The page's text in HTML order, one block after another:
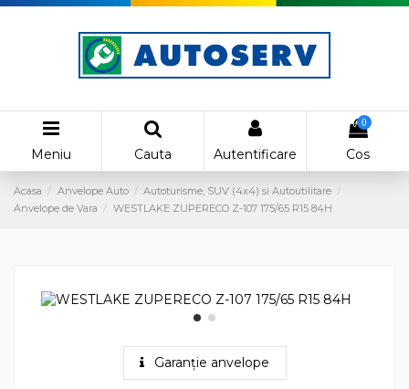
Meniu Cauta Autentificare
0
Cos
Acasa Anvelope Auto
Autoturisme, SUV (4x4) si Autoutilitare
Anvelope de Vara
WESTLAKE ZUPERECO Z-107 175/65 R15 84H
Garanție anvelope